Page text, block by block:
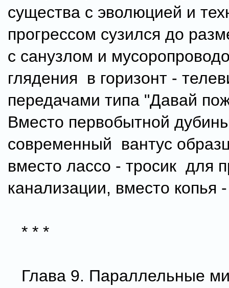
существа с эволюцией и
прогрессом сузился до
с санузлом и
глядения в горизонт -
передачами типа "Давай
Вместо первобытной
современный вантус
вместо лассо - тросик для
канализации, вместо
* * *
Глава 9. Параллельные